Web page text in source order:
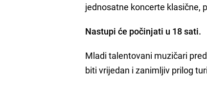
jednosatne koncerte klasične,
Nastupi će počinjati u 18 sati.
Mladi talentovani muzičari
biti vrijedan i zanimljiv prilog